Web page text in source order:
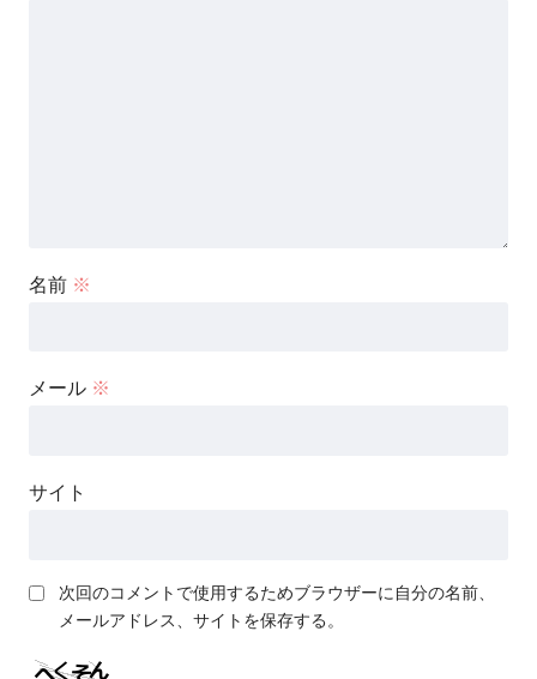
名前 ※
メール ※
サイト
次回のコメントで使用するためブラウザーに自分の名前、
メールアドレス、サイトを保存する。